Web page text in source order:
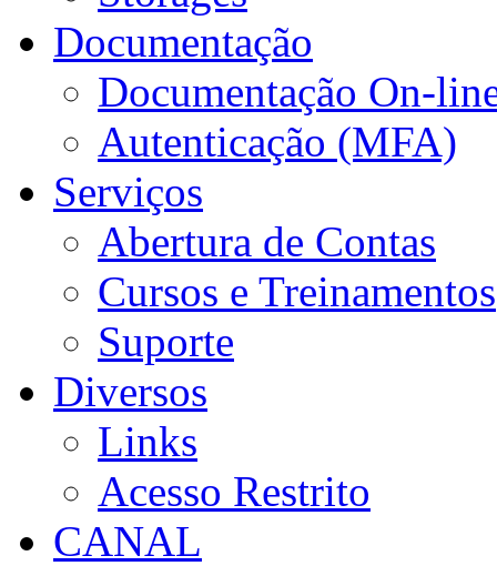
Documentação
Documentação On-
Autenticação (MFA)
Serviços
Abertura de Contas
Cursos e Treinamentos
Suporte
Diversos
Links
Acesso Restrito
CANAL